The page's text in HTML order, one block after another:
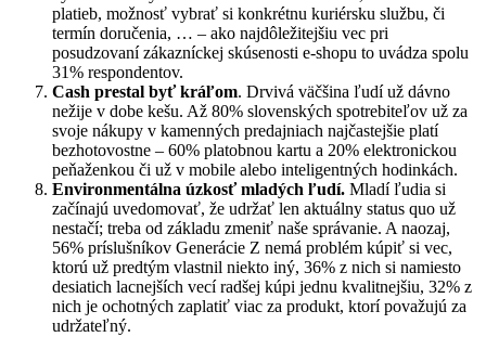
platieb, možnosť vybrať si konkrétnu kuriérsku službu, či
termín doručenia, … – ako najdôležitejšiu vec pri
posudzovaní zákazníckej skúsenosti e-shopu to uvádza spolu
31% respondentov.
Cash prestal byť kráľom. Drvivá väčšina ľudí už dávno
nežije v dobe kešu. Až 80% slovenských spotrebiteľov už za
svoje nákupy v kamenných predajniach najčastejšie platí
bezhotovostne – 60% platobnou kartu a 20% elektronickou
peňaženkou či už v mobile alebo inteligentných hodinkách.
Environmentálna úzkosť mladých ľudí. Mladí ľudia si
začínajú uvedomovať, že udržať len aktuálny status quo už
nestačí; treba od základu zmeniť naše správanie. A naozaj,
56% príslušníkov Generácie Z nemá problém kúpiť si vec,
ktorú už predtým vlastnil niekto iný, 36% z nich si namiesto
desiatich lacnejších vecí radšej kúpi jednu kvalitnejšiu, 32% z
nich je ochotných zaplatiť viac za produkt, ktorí považujú za
udržateľný.